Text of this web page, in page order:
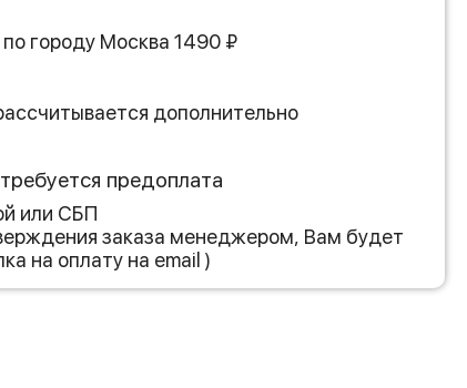
городу Москва 1490 ₽
дополнительно
предоплата
или СБП
заказа менеджером, Вам будет
на оплату на email )